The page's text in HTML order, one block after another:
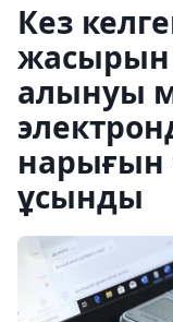
Кез
жасырын
алынуы
нарығын
ұсынды